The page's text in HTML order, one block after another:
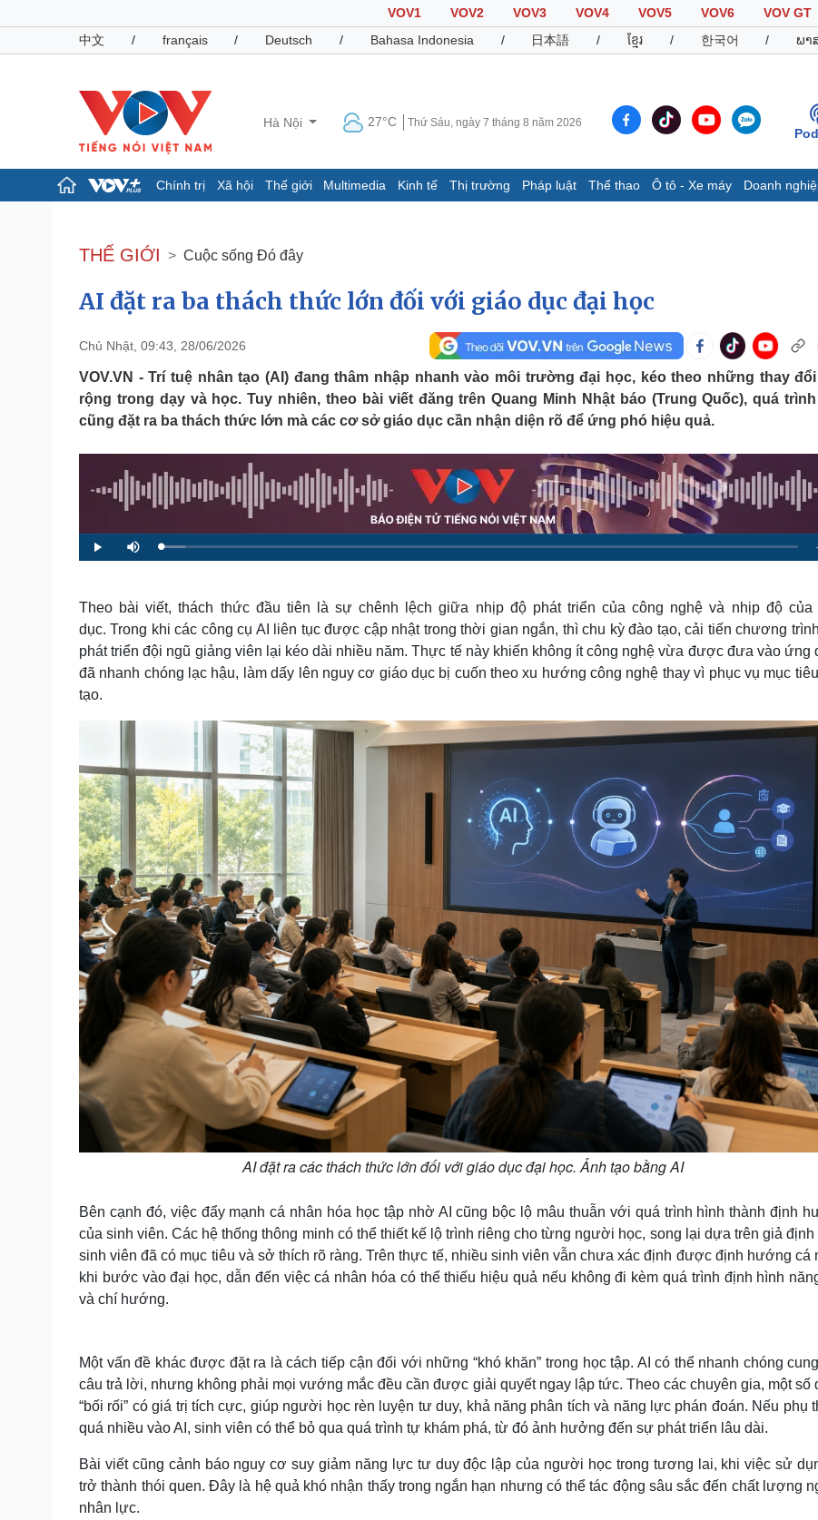
VOV1 VOV2 VOV3 VOV4 VOV5 VOV6
VOV GT
中文
/ français / Deutsch / Bahasa Indonesia / 日本語 / ខ្មែរ / 한국어 / ພາ
Hà Nội 27°C Thứ Sáu, ngày 7 tháng 8 năm 2026
Chính trị Xã hội Thế giới Multimedia Kinh tế Thị trường Pháp luật Thể thao Ô tô - Xe máy Doanh
Đảng
Tổ chức nhân sự
Nhận diện sự thật
Tin 24h
Dự báo thời tiết
Dấu ấn VOV
Infographic
Pháp luật
Vụ án
Tin nóng
Quân sự - Quốc phòng
Vũ khí
Việt Nam
Thể thao
Bóng đá
Lịch thi đấu bóng đá
eSports
Hậu trường
Ô tô - Xe máy
Ô tô
Xe máy
Sức khỏe
Cây thuốc
Nam khoa
Làm đẹp - giảm cân
Phòng mạch online
Ăn sạch sống khỏe
Đời sống
Blog
Văn hóa
Sân khấu - Điện ảnh
Văn học
Giải trí
Nghệ sĩ
Thời trang
Cải chính
THẾ GIỚI Cuộc sống Đó đây
AI đặt ra ba thách thức lớn đối với giáo dục đại học
Chủ Nhật, 09:43, 28/06/2026
VOV.VN - Trí tuệ nhân tạo (AI) đang thâm nhập nhanh vào môi trường đại học, kéo theo những thay
rộng trong dạy và học. Tuy nhiên, theo bài viết đăng trên Quang Minh Nhật báo (Trung Quốc), quá
cũng đặt ra ba thách thức lớn mà các cơ sở giáo dục cần nhận diện rõ để ứng phó hiệu quả.
P
l
M
u
L
o
7
%
a
i
-
Theo bài viết, thách thức đầu tiên là sự chênh lệch giữa nhịp độ phát triển của công nghệ và nhịp độ của
dục. Trong khi các công cụ AI liên tục được cập nhật trong thời gian ngắn, thì chu kỳ đào tạo, cải tiến chương
phát triển đội ngũ giảng viên lại kéo dài nhiều năm. Thực tế này khiến không ít công nghệ vừa được đưa vào ứng
đã nhanh chóng lạc hậu, làm dấy lên nguy cơ giáo dục bị cuốn theo xu hướng công nghệ thay vì phục vụ mục
tạo.
AI đặt ra các thách thức lớn đối với giáo dục đại học. Ảnh tạo bằng AI
Bên cạnh đó, việc đẩy mạnh cá nhân hóa học tập nhờ AI cũng bộc lộ mâu thuẫn với quá trình hình thành định
của sinh viên. Các hệ thống thông minh có thể thiết kế lộ trình riêng cho từng người học, song lại dựa trên giả định
sinh viên đã có mục tiêu và sở thích rõ ràng. Trên thực tế, nhiều sinh viên vẫn chưa xác định được định hướng cá
khi bước vào đại học, dẫn đến việc cá nhân hóa có thể thiếu hiệu quả nếu không đi kèm quá trình định hình
và chí hướng.
Một vấn đề khác được đặt ra là cách tiếp cận đối với những “khó khăn” trong học tập. AI có thể nhanh chóng
câu trả lời, nhưng không phải mọi vướng mắc đều cần được giải quyết ngay lập tức. Theo các chuyên gia, một số
“bối rối” có giá trị tích cực, giúp người học rèn luyện tư duy, khả năng phân tích và năng lực phán đoán. Nếu phụ
quá nhiều vào AI, sinh viên có thể bỏ qua quá trình tự khám phá, từ đó ảnh hưởng đến sự phát triển lâu dài.
Bài viết cũng cảnh báo nguy cơ suy giảm năng lực tư duy độc lập của người học trong tương lai, khi việc sử
trở thành thói quen. Đây là hệ quả khó nhận thấy trong ngắn hạn nhưng có thể tác động sâu sắc đến chất lượng
nhân lực.